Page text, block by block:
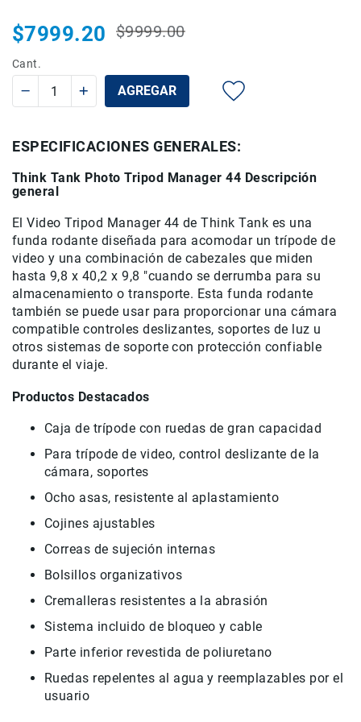
intercomunicación
Videolamparas
Switcheras
Cinema
para
Cine
Rigs
Monitores
Camaras
de
Cine
Kits
Cámaras
Reflex
(DSLR)
Compactas
Fullframe
Instantáneas
Lentes
APS-
C
Fullframe
Mirrorless
DSLR
Cant.
AGREGAR
Precio
$9999.00
Precio
especial
$7999.20
ESPECIFICACIONES GENERALES:
Think Tank Photo Tripod Manager 44 Descripción
general
El Video Tripod Manager 44 de Think Tank es una
funda rodante diseñada para acomodar un trípode de
video y una combinación de cabezales que miden
hasta 9,8 x 40,2 x 9,8 "cuando se derrumba para su
almacenamiento o transporte. Esta funda rodante
también se puede usar para proporcionar una cámara
compatible controles deslizantes, soportes de luz u
otros sistemas de soporte con protección confiable
durante el viaje.
Productos Destacados
Caja de trípode con ruedas de gran capacidad
Para trípode de video, control deslizante de la
cámara, soportes
Ocho asas, resistente al aplastamiento
Cojines ajustables
Correas de sujeción internas
Bolsillos organizativos
Cremalleras resistentes a la abrasión
Sistema incluido de bloqueo y cable
Parte inferior revestida de poliuretano
Ruedas repelentes al agua y reemplazables por el
usuario